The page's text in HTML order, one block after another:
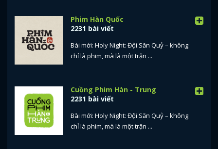
Phim Hàn Quốc
2231 bài viết
Bài mới: Holy Night: Đội Săn Quỷ – không
chỉ là phim, mà là một trận ...
Cuồng Phim Hàn - Trung
2231 bài viết
Bài mới: Holy Night: Đội Săn Quỷ – không
chỉ là phim, mà là một trận ...